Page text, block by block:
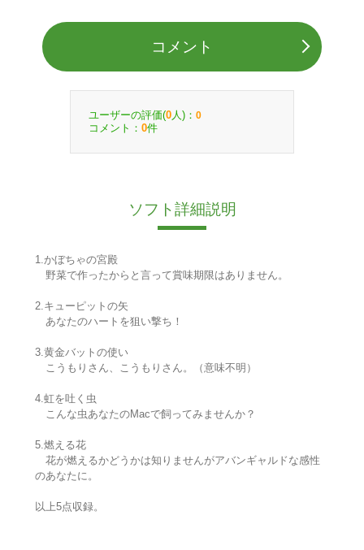
コメント
ユーザーの評価(0 人)： 0
コメント： 0件
ソフト詳細説明
1.かぼちゃの宮殿
野菜で作ったからと言って賞味期限はありません。
2.キューピットの矢
あなたのハートを狙い撃ち！
3.黄金バットの使い
こうもりさん、こうもりさん。（意味不明）
4.虹を吐く虫
こんな虫あなたのMacで飼ってみませんか？
5.燃える花
花が燃えるかどうかは知りませんがアバンギャルドな感性
のあなたに。
以上5点収録。